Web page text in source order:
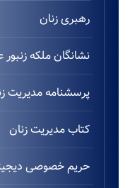
رهبری زنان
نشانگان ملکه
پرسشنامه مدیریت
کتاب مدیریت زنان
حریم خصوصی